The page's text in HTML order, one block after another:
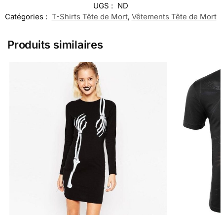
UGS : ND
Catégories : T-Shirts Tête de Mort, Vêtements Tête de Mort
Produits similaires